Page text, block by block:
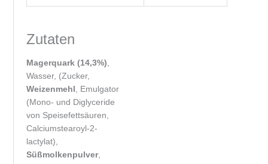
Zutaten
Magerquark (14,3%)
Wasser, (Zucker,
Weizenmehl , Emulgator
(Mono- und Diglyceride
von Speisefettsäuren,
Calciumstearoyl-2-
lactylat),
Süßmolkenpulver,